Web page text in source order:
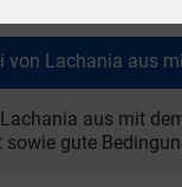
von Lachania aus
aus mit
gute